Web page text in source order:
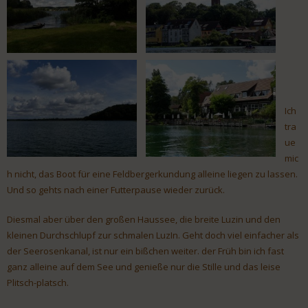
Ich
tra
ue
mic
h nicht, das Boot für eine Feldbergerkundung alleine liegen zu lassen.
Und so gehts nach einer Futterpause wieder zurück.
Diesmal aber über den großen Haussee, die breite Luzin und den
kleinen Durchschlupf zur schmalen LuzIn. Geht doch viel einfacher als
der Seerosenkanal, ist nur ein bißchen weiter. der Früh bin ich fast
ganz alleine auf dem See und genieße nur die Stille und das leise
Plitsch-platsch.